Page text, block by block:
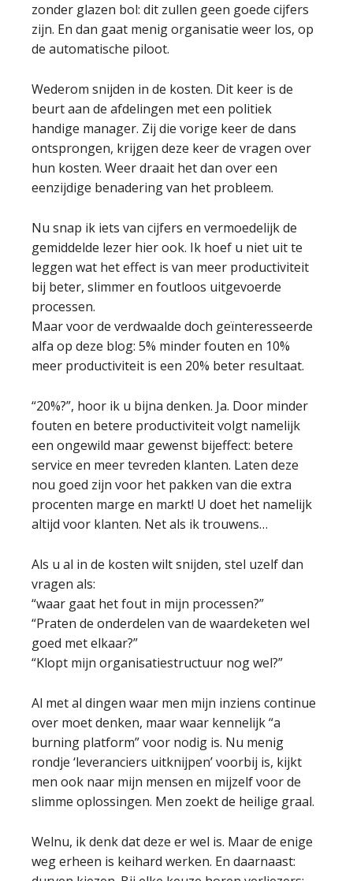
zonder glazen bol: dit zullen geen goede cijfers
zijn. En dan gaat menig organisatie weer los, op
de automatische piloot.
Wederom snijden in de kosten. Dit keer is de
beurt aan de afdelingen met een politiek
handige manager. Zij die vorige keer de dans
ontsprongen, krijgen deze keer de vragen over
hun kosten. Weer draait het dan over een
eenzijdige benadering van het probleem.
Nu snap ik iets van cijfers en vermoedelijk de
gemiddelde lezer hier ook. Ik hoef u niet uit te
leggen wat het effect is van meer productiviteit
bij beter, slimmer en foutloos uitgevoerde
processen.
Maar voor de verdwaalde doch geïnteresseerde
alfa op deze blog: 5% minder fouten en 10%
meer productiviteit is een 20% beter resultaat.
“20%?”, hoor ik u bijna denken. Ja. Door minder
fouten en betere productiviteit volgt namelijk
een ongewild maar gewenst bijeffect: betere
service en meer tevreden klanten. Laten deze
nou goed zijn voor het pakken van die extra
procenten marge en markt! U doet het namelijk
altijd voor klanten. Net als ik trouwens…
Als u al in de kosten wilt snijden, stel uzelf dan
vragen als:
“waar gaat het fout in mijn processen?”
“Praten de onderdelen van de waardeketen wel
goed met elkaar?”
“Klopt mijn organisatiestructuur nog wel?”
Al met al dingen waar men mijn inziens continue
over moet denken, maar waar kennelijk “a
burning platform” voor nodig is. Nu menig
rondje ‘leveranciers uitknijpen’ voorbij is, kijkt
men ook naar mijn mensen en mijzelf voor de
slimme oplossingen. Men zoekt de heilige graal.
Welnu, ik denk dat deze er wel is. Maar de enige
weg erheen is keihard werken. En daarnaast: